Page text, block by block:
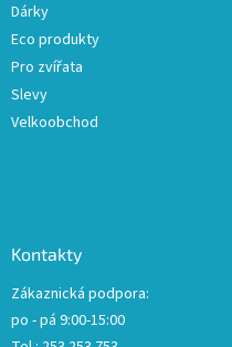
Dárky
Eco produkty
Pro zvířata
Slevy
Velkoobchod
Kontakty
Zákaznická podpora:
po - pá 9:00-15:00